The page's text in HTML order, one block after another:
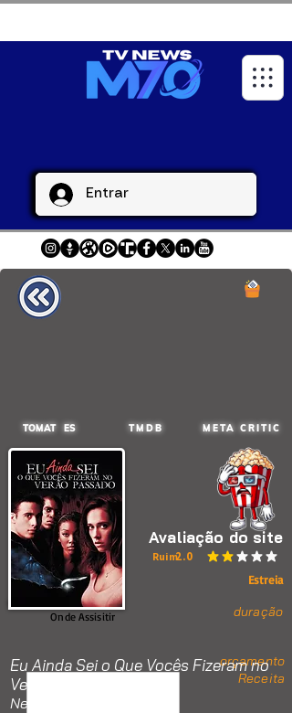
Entrar
TOMAT ES TMDB META CRITIC
Avaliação do site
2.0
classificação média é
Ruim
Estreia
duração
orçamento
Receita
Onde Assisitir
Eu Ainda Sei o Que Vocês Fizeram no
Verão Passado
Nenhum item.